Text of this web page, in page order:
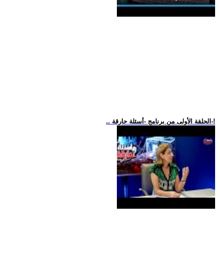
.. الحلقة الأولى من برنامج -أسئلة حارقة-!